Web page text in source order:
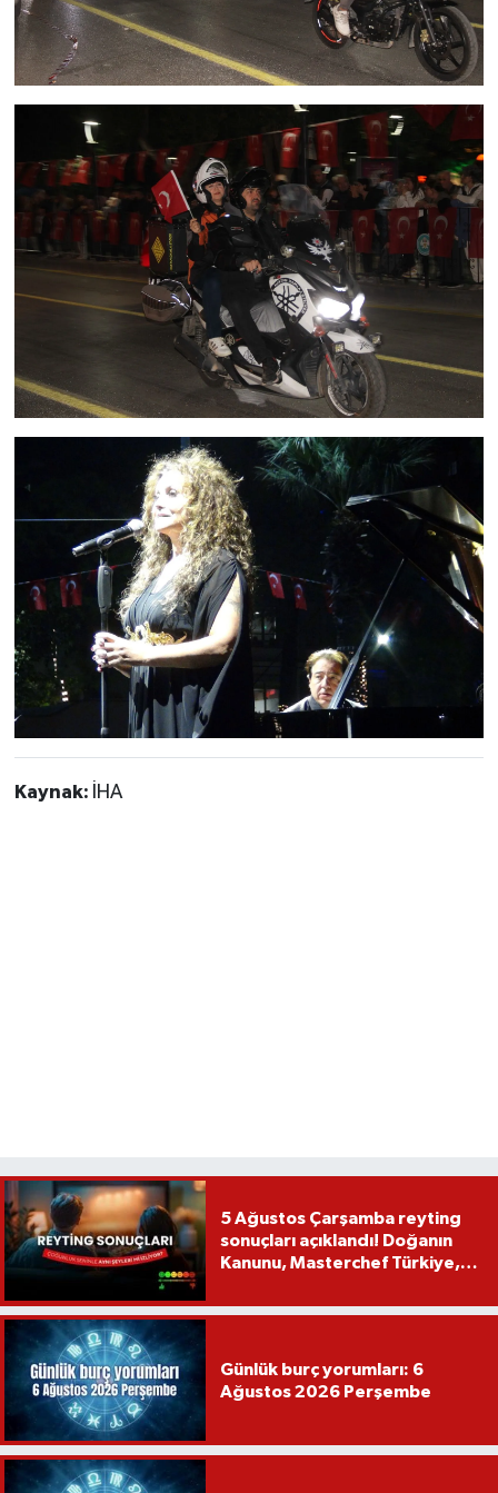
Kaynak: İHA
5 Ağustos Çarşamba reyting
sonuçları açıklandı! Doğanın
Kanunu, Masterchef Türkiye,
Günlük burç yorumları: 6
Ağustos 2026 Perşembe